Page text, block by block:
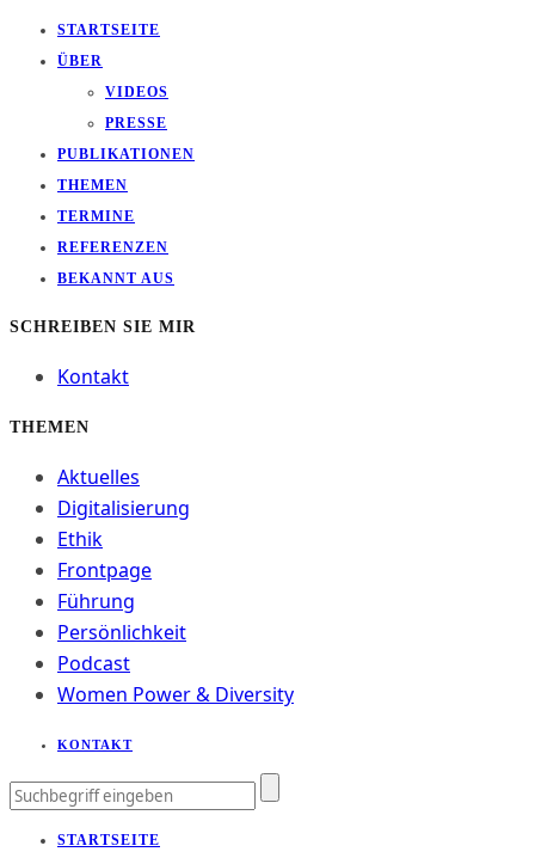
STARTSEITE
ÜBER
VIDEOS
PRESSE
PUBLIKATIONEN
THEMEN
TERMINE
REFERENZEN
BEKANNT AUS
SCHREIBEN SIE MIR
Kontakt
THEMEN
Aktuelles
Digitalisierung
Ethik
Frontpage
Führung
Persönlichkeit
Podcast
Women Power & Diversity
KONTAKT
STARTSEITE